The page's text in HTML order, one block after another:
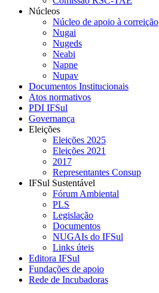
Núcleos
Núcleo de apoio à correição
Nugai
Nugeds
Neabi
Napne
Nupav
Documentos Institucionais
Atos normativos
PDI IFSul
Governança
Eleições
Eleições 2025
Eleições 2021
2017
Representantes Consup
IFSul Sustentável
Fórum Ambiental
PLS
Legislação
Documentos
NUGAIs do IFSul
Links úteis
Editora IFSul
Fundações de apoio
Rede de Incubadoras